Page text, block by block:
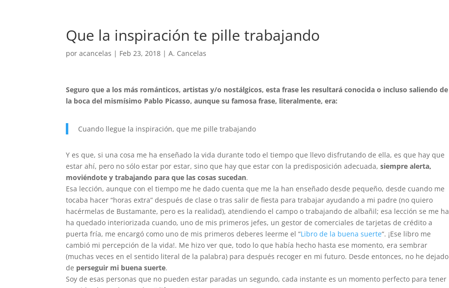
Que la inspiración te pille trabajando
poracancelas | Feb 23, 2018 |A. Cancelas
Seguro que a los más románticos, artistas y/o nostálgicos, esta frase les resultará conocida o incluso saliendo de
la boca del mismísimo Pablo Picasso, aunque su famosa frase, literalmente, era:
Cuando llegue la inspiración, que me pille trabajando
Y es que, si una cosa me ha enseñado la vida durante todo el tiempo que llevo disfrutando de ella, es que hay que
estar ahí, pero no sólo estar por estar, sino que hay que estar con la predisposición adecuada,siempre alerta,
moviéndote y trabajando para que las cosas sucedan.
Esa lección, aunque con el tiempo me he dado cuenta que me la han enseñado desde pequeño, desde cuando me
tocaba hacer “horas extra” después de clase o tras salir de fiesta para trabajar ayudando a mi padre (no quiero
hacérmelas de Bustamante, pero es la realidad), atendiendo el campo o trabajando de albañil; esa lección se me ha
ha quedado interiorizada cuando, uno de mis primeros jefes, un gestor de comerciales de tarjetas de crédito a
puerta fría, me encargó como uno de mis primeros deberes leerme el “Libro de la buena suerte“. ¡Ese libro me
cambió mi percepción de la vida!. Me hizo ver que, todo lo que había hecho hasta ese momento, era sembrar
(muchas veces en el sentido literal de la palabra) para después recoger en mi futuro. Desde entonces, no he dejado
de perseguir mi buena suerte.
Soy de esas personas que no pueden estar paradas un segundo, cada instante es un momento perfecto para tener